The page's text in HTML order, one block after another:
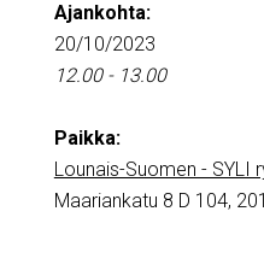
Ajankohta:
20/10/2023
12.00 - 13.00
Paikka:
Lounais-Suomen - SYLI
Maariankatu 8 D 104,